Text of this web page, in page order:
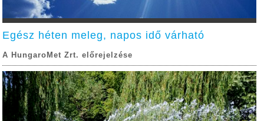
Egész héten meleg, napos idő várható
A HungaroMet Zrt. előrejelzése